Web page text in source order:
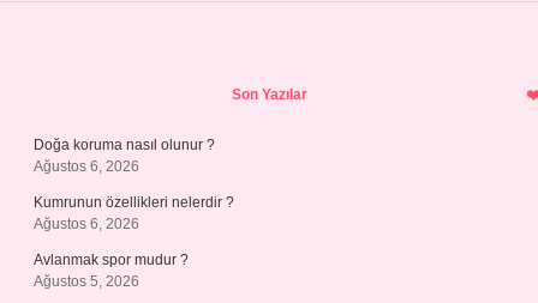
Son Yazılar
Doğa koruma nasıl olunur ?
Ağustos 6, 2026
Kumrunun özellikleri nelerdir ?
Ağustos 6, 2026
Avlanmak spor mudur ?
Ağustos 5, 2026